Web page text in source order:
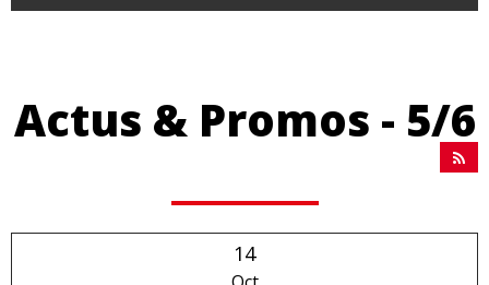
Actus & Promos - 5/6
14